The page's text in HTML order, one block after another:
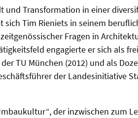
und Transformation in einer
Tim Rieniets in seinem
Fragen in
engagierte er sich als
TU München (2012) und als
der Landesinitiative
der inzwischen zum